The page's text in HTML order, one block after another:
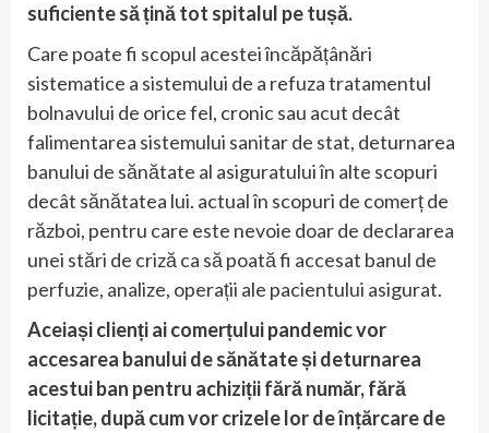
suficiente să țină tot spitalul pe tușă.
Care poate fi scopul acestei încăpățânări
sistematice a sistemului de a refuza tratamentul
bolnavului de orice fel, cronic sau acut decât
falimentarea sistemului sanitar de stat, deturnarea
banului de sănătate al asiguratului în alte scopuri
decât sănătatea lui. actual în scopuri de comerț de
război, pentru care este nevoie doar de declararea
unei stări de criză ca să poată fi accesat banul de
perfuzie, analize, operații ale pacientului asigurat.
Aceiași clienți ai comerțului pandemic vor
accesarea banului de sănătate și deturnarea
acestui ban pentru achiziții fără număr, fără
licitație, după cum vor crizele lor de înțărcare de